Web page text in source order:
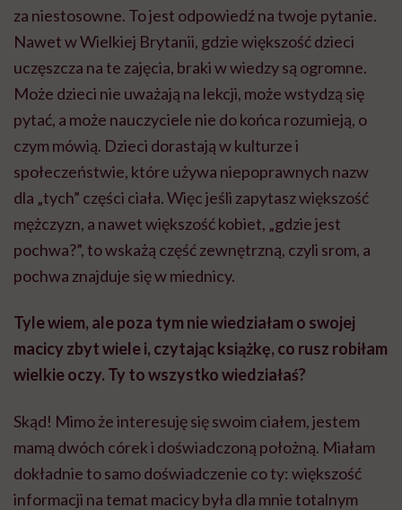
za niestosowne. To jest odpowiedź na twoje pytanie.
Nawet w Wielkiej Brytanii, gdzie większość dzieci
uczęszcza na te zajęcia, braki w wiedzy są ogromne.
Może dzieci nie uważają na lekcji, może wstydzą się
pytać, a może nauczyciele nie do końca rozumieją, o
czym mówią. Dzieci dorastają w kulturze i
społeczeństwie, które używa niepoprawnych nazw
dla „tych” części ciała. Więc jeśli zapytasz większość
mężczyzn, a nawet większość kobiet, „gdzie jest
pochwa?”, to wskażą część zewnętrzną, czyli srom, a
pochwa znajduje się w miednicy.
Tyle wiem, ale poza tym nie wiedziałam o swojej
macicy zbyt wiele i, czytając książkę, co rusz robiłam
wielkie oczy. Ty to wszystko wiedziałaś?
Skąd! Mimo że interesuję się swoim ciałem, jestem
mamą dwóch córek i doświadczoną położną. Miałam
dokładnie to samo doświadczenie co ty: większość
informacji na temat macicy była dla mnie totalnym